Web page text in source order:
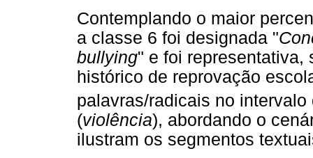
Contemplando o maior
a classe 6 foi designada "
bullying" e foi representativa,
histórico de reprovação
palavras/radicais no
(violência), abordando o
ilustram os segmentos